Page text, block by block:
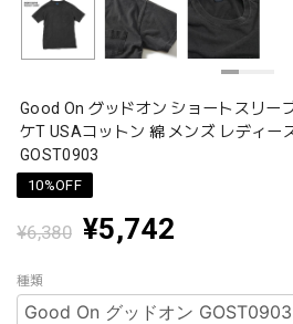
Good On グッドオン ショートスリー
ケT USAコットン 綿 メンズ レディー
GOST0903
10%OFF
¥6,380 ¥5,742
種類